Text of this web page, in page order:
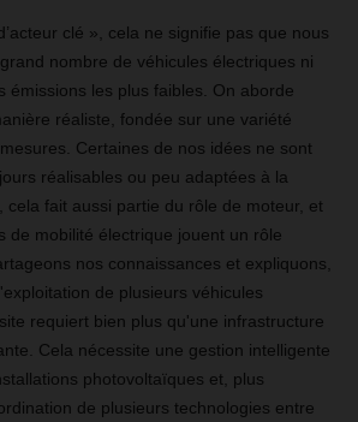
clé », cela ne signifie pas que nous
nombre de véhicules électriques ni
émissions les plus faibles. On aborde
réaliste, fondée sur une variété
Certaines de nos idées ne sont
réalisables ou peu adaptées à la
cela fait aussi partie du rôle de moteur, et
de mobilité électrique jouent un rôle
nos connaissances et expliquons,
de plusieurs véhicules
requiert bien plus qu'une infrastructure
Cela nécessite une gestion intelligente
photovoltaïques et, plus
de plusieurs technologies entre